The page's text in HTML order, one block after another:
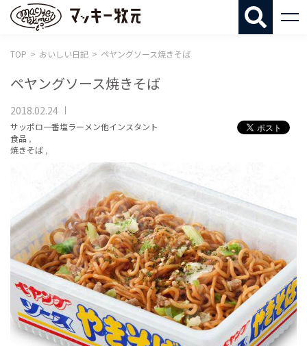
TOP おいしい日記 ペヤングソース焼きそば
ペヤングソース焼きそば
2018.02.24
サッポロ一番塩ラーメン他インスタント
食品 ,
焼きそば ,